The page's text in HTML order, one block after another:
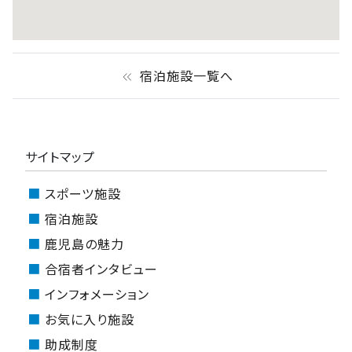
keyboard_double_arrow_left 宿泊施設一覧へ
サイトマップ
スポーツ施設
宿泊施設
鹿児島の魅力
合宿者インタビュー
インフォメーション
お気に入り施設
助成制度